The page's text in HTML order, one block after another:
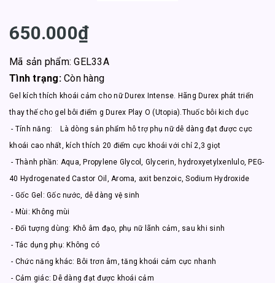
650.000₫
Mã sản phẩm: GEL33A
Tình trạng: Còn hàng
Gel kích thích khoái cảm cho nữ Durex Intense. Hãng Durex phát triển
thay thế cho gel bôi điểm g Durex Play O (Utopia).Thuốc bôi kich dục
- Tính năng: Là dòng sản phẩm hỗ trợ phụ nữ dễ dàng đạt được cực
khoái cao nhất, kích thích 20 điểm cực khoái với chỉ 2,3 giọt
- Thành phần: Aqua, Propylene Glycol, Glycerin, hydroxyetylxenlulo, PEG-
40 Hydrogenated Castor Oil, Aroma, axit benzoic, Sodium Hydroxide
- Gốc Gel: Gốc nước, dễ dàng vệ sinh
- Mùi: Không mùi
- Đối tượng dùng: Khô âm đạo, phụ nữ lãnh cảm, sau khi sinh
- Tác dụng phụ: Không có
- Chức năng khác: Bôi trơn âm, tăng khoái cảm cực nhanh
- Cảm giác: Dễ dàng đạt được khoái cảm